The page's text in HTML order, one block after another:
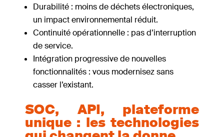
Durabilité : moins de déchets électroniques,
un impact environnemental réduit.
Continuité opérationnelle : pas d’interruption
de service.
Intégration progressive de nouvelles
fonctionnalités : vous modernisez sans
casser l’existant.
SOC, API, plateforme
unique : les technologies